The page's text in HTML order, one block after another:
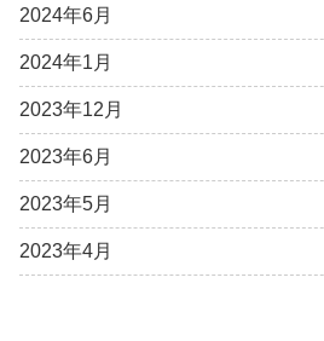
2024年6月
2024年1月
2023年12月
2023年6月
2023年5月
2023年4月